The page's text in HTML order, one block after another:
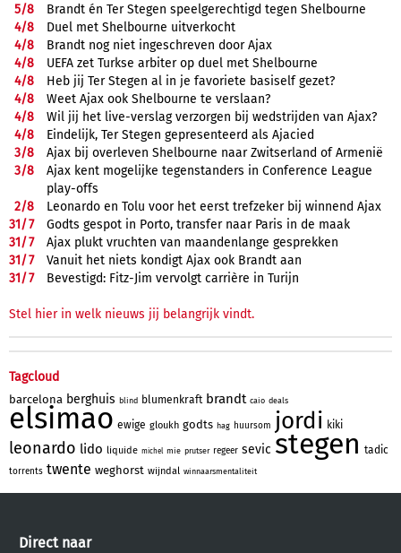
5/8
Brandt én Ter Stegen speelgerechtigd tegen Shelbourne
4/8
Duel met Shelbourne uitverkocht
4/8
Brandt nog niet ingeschreven door Ajax
4/8
UEFA zet Turkse arbiter op duel met Shelbourne
4/8
Heb jij Ter Stegen al in je favoriete basiself gezet?
4/8
Weet Ajax ook Shelbourne te verslaan?
4/8
Wil jij het live-verslag verzorgen bij wedstrijden van Ajax?
4/8
Eindelijk, Ter Stegen gepresenteerd als Ajacied
3/8
Ajax bij overleven Shelbourne naar Zwitserland of Armenië
3/8
Ajax kent mogelijke tegenstanders in Conference League
play-offs
2/8
Leonardo en Tolu voor het eerst trefzeker bij winnend Ajax
31/7
Godts gespot in Porto, transfer naar Paris in de maak
31/7
Ajax plukt vruchten van maandenlange gesprekken
31/7
Vanuit het niets kondigt Ajax ook Brandt aan
31/7 Bevestigd: Fitz-Jim vervolgt carrière in Turijn
Stel hier in welk nieuws jij belangrijk vindt.
Tagcloud
barcelona berghuis blind blumenkraft brandt caio deals
elsimao ewige gloukh godts hag huursom jordi kiki
leonardo lido liquide michel mie prutser regeer sevic stegen tadic
torrents twente weghorst wijndal winnaarsmentaliteit
Direct naar